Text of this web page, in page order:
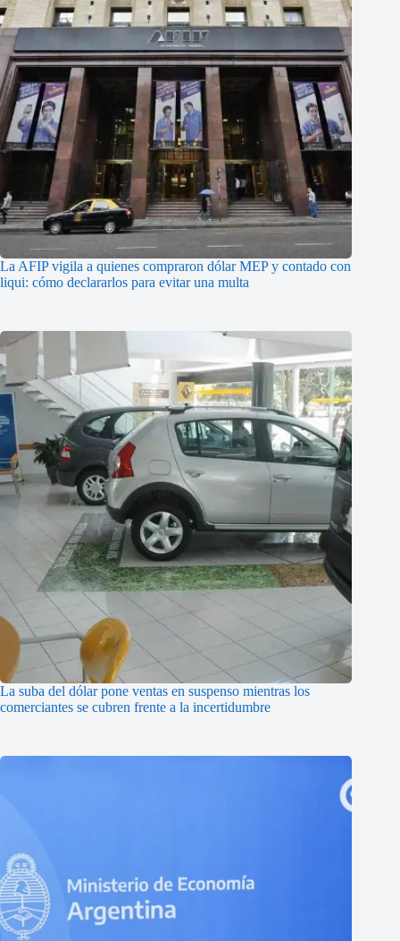
La AFIP vigila a quienes compraron dólar MEP y contado con
liqui: cómo declararlos para evitar una multa
La suba del dólar pone ventas en suspenso mientras los
comerciantes se cubren frente a la incertidumbre